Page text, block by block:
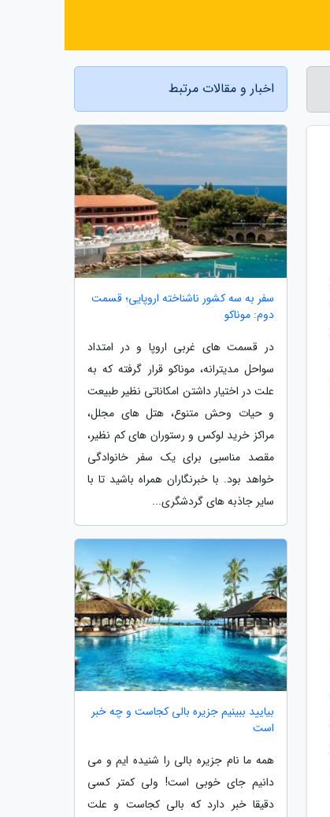
اخبار و مقالات مرتبط
سفر به سه کشور ناشناخته اروپایی؛ قسمت
دوم: موناکو
در قسمت های غربی اروپا و در امتداد
سواحل مدیترانه، موناکو قرار گرفته که به
علت در اختیار داشتن امکاناتی نظیر طبیعت
و حیات وحش متنوع، هتل های مجلل،
مراکز خرید لوکس و رستوران های کم نظیر،
مقصد مناسبی برای یک سفر خانوادگی
خواهد بود. با خبرنگاران همراه باشید تا با
سایر جاذبه های گردشگری...
بیایید ببینیم جزیره بالی کجاست و چه خبر
است
همه ما نام جزیره بالی را شنیده ایم و می
دانیم جای خوبی است! ولی کمتر کسی
دقیقا خبر دارد که بالی کجاست و علت